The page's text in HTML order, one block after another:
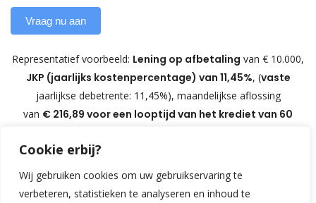
Cookie erbij?
Wij gebruiken cookies om uw gebruikservaring te
verbeteren, statistieken te analyseren en inhoud te
Representatief voorbeeld: Lening op afbetaling van € 10.000,
JKP (jaarlijks kostenpercentage) van 11,45%, (vaste
jaarlijkse debetrente: 11,45%), maandelijkse aflossing
van € 216,89 voor een looptijd van het krediet van 60